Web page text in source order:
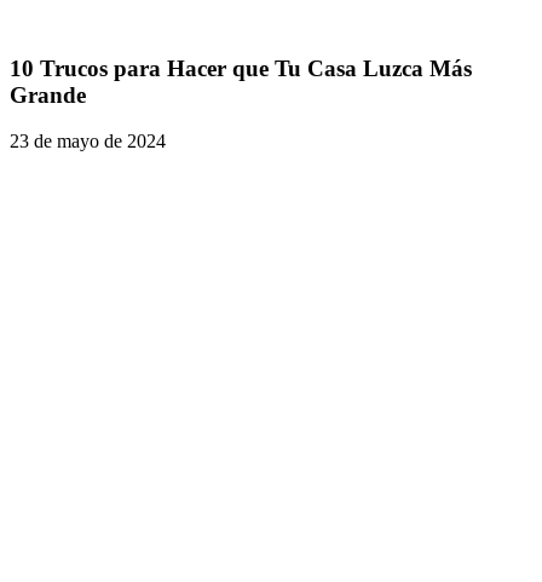
10 Trucos para Hacer que Tu Casa Luzca Más
Grande
23 de mayo de 2024